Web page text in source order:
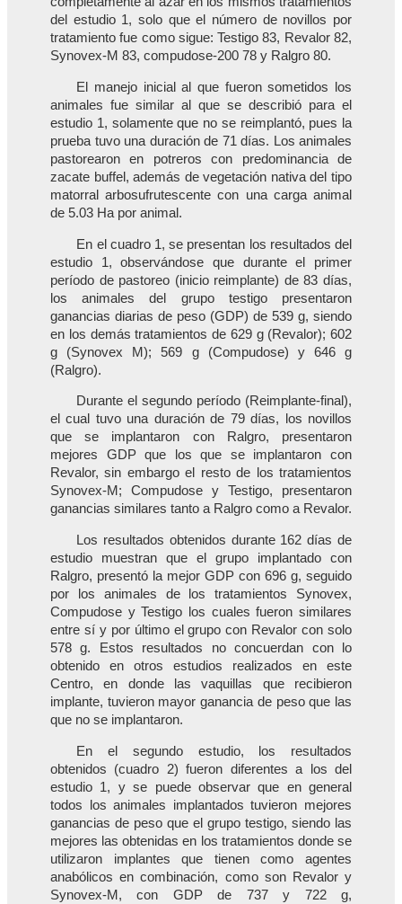
del estudio 1, solo que el número de novillos por
tratamiento fue como sigue: Testigo 83, Revalor 82,
Synovex-M 83, compudose-200 78 y Ralgro 80.
El manejo inicial al que fueron sometidos los
animales fue similar al que se describió para el
estudio 1, solamente que no se reimplantó, pues la
prueba tuvo una duración de 71 días. Los animales
pastorearon en potreros con predominancia de
zacate buffel, además de vegetación nativa del tipo
matorral arbosufrutescente con una carga animal
de 5.03 Ha por animal.
En el cuadro 1, se presentan los resultados del
estudio 1, observándose que durante el primer
período de pastoreo (inicio reimplante) de 83 días,
los animales del grupo testigo presentaron
ganancias diarias de peso (GDP) de 539 g, siendo
en los demás tratamientos de 629 g (Revalor); 602
g (Synovex M); 569 g (Compudose) y 646 g
(Ralgro).
Durante el segundo período (Reimplante-final),
el cual tuvo una duración de 79 días, los novillos
que se implantaron con Ralgro, presentaron
mejores GDP que los que se implantaron con
Revalor, sin embargo el resto de los tratamientos
Synovex-M; Compudose y Testigo, presentaron
ganancias similares tanto a Ralgro como a Revalor.
Los resultados obtenidos durante 162 días de
estudio muestran que el grupo implantado con
Ralgro, presentó la mejor GDP con 696 g, seguido
por los animales de los tratamientos Synovex,
Compudose y Testigo los cuales fueron similares
entre sí y por último el grupo con Revalor con solo
578 g. Estos resultados no concuerdan con lo
obtenido en otros estudios realizados en este
Centro, en donde las vaquillas que recibieron
implante, tuvieron mayor ganancia de peso que las
que no se implantaron.
En el segundo estudio, los resultados
obtenidos (cuadro 2) fueron diferentes a los del
estudio 1, y se puede observar que en general
todos los animales implantados tuvieron mejores
ganancias de peso que el grupo testigo, siendo las
mejores las obtenidas en los tratamientos donde se
utilizaron implantes que tienen como agentes
anabólicos en combinación, como son Revalor y
Synovex-M, con GDP de 737 y 722 g,